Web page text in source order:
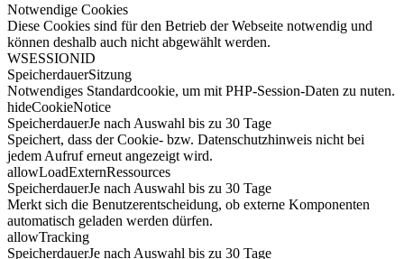
Notwendige Cookies
Diese Cookies sind für den Betrieb der Webseite notwendig und
können deshalb auch nicht abgewählt werden.
WSESSIONID
SpeicherdauerSitzung
Notwendiges Standardcookie, um mit PHP-Session-Daten zu nuten.
hideCookieNotice
SpeicherdauerJe nach Auswahl bis zu 30 Tage
Speichert, dass der Cookie- bzw. Datenschutzhinweis nicht bei
jedem Aufruf erneut angezeigt wird.
allowLoadExternRessources
SpeicherdauerJe nach Auswahl bis zu 30 Tage
Merkt sich die Benutzerentscheidung, ob externe Komponenten
automatisch geladen werden dürfen.
allowTracking
SpeicherdauerJe nach Auswahl bis zu 30 Tage